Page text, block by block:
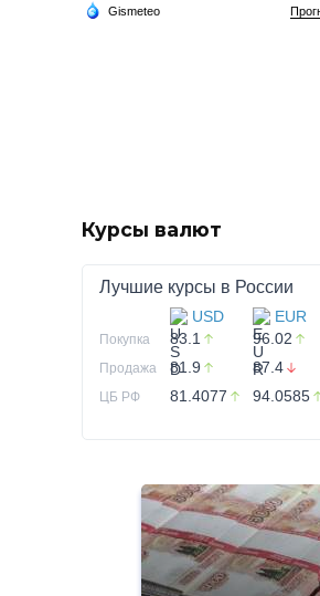
Курсы валют
Лучшие курсы в России
USD EUR
Покупка 83.1 96.02
Продажа 81.9 87.4
ЦБ РФ 81.4077 94.0585